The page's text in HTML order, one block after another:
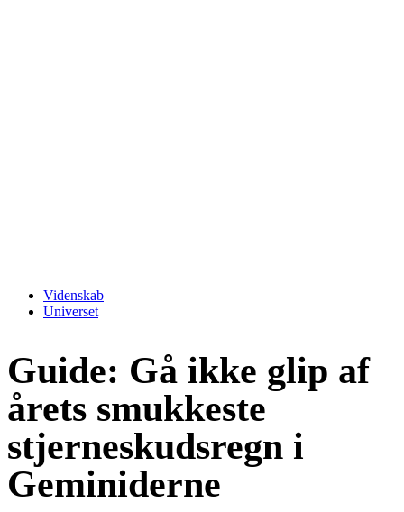
Videnskab
Universet
Guide: Gå ikke glip af
årets smukkeste
stjerneskudsregn i
Geminiderne